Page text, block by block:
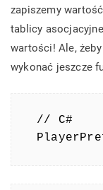
zapiszemy
tablicy
wartości! Ale,
wykonać jeszcze
// C#